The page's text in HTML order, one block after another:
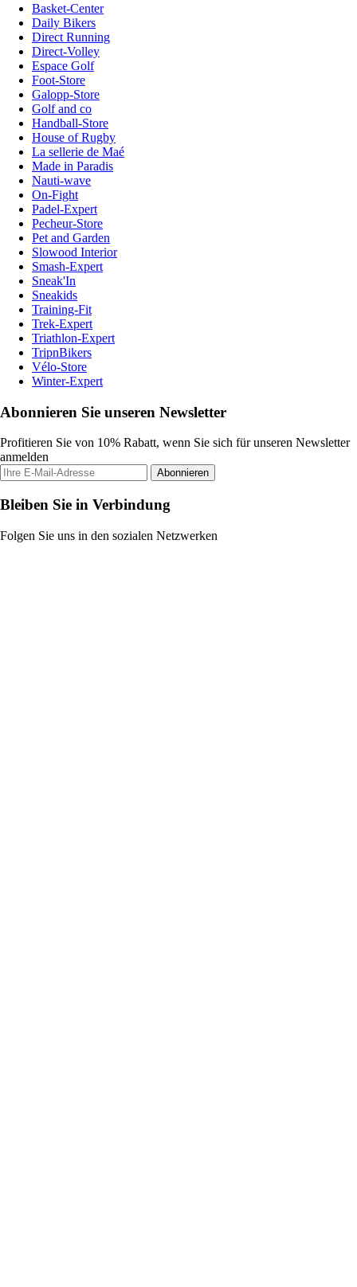
Basket-Center
Daily Bikers
Direct Running
Direct-Volley
Espace Golf
Foot-Store
Galopp-Store
Golf and co
Handball-Store
House of Rugby
La sellerie de Maé
Made in Paradis
Nauti-wave
On-Fight
Padel-Expert
Pecheur-Store
Pet and Garden
Slowood Interior
Smash-Expert
Sneak'In
Sneakids
Training-Fit
Trek-Expert
Triathlon-Expert
TripnBikers
Vélo-Store
Winter-Expert
Abonnieren Sie unseren Newsletter
Profitieren Sie von 10% Rabatt, wenn Sie sich für unseren Newsletter
anmelden
Abonnieren
Bleiben Sie in Verbindung
Folgen Sie uns in den sozialen Netzwerken